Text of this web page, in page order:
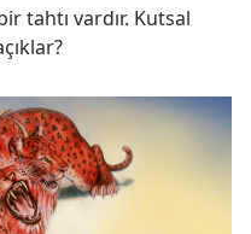
tahtı vardır. Kutsal